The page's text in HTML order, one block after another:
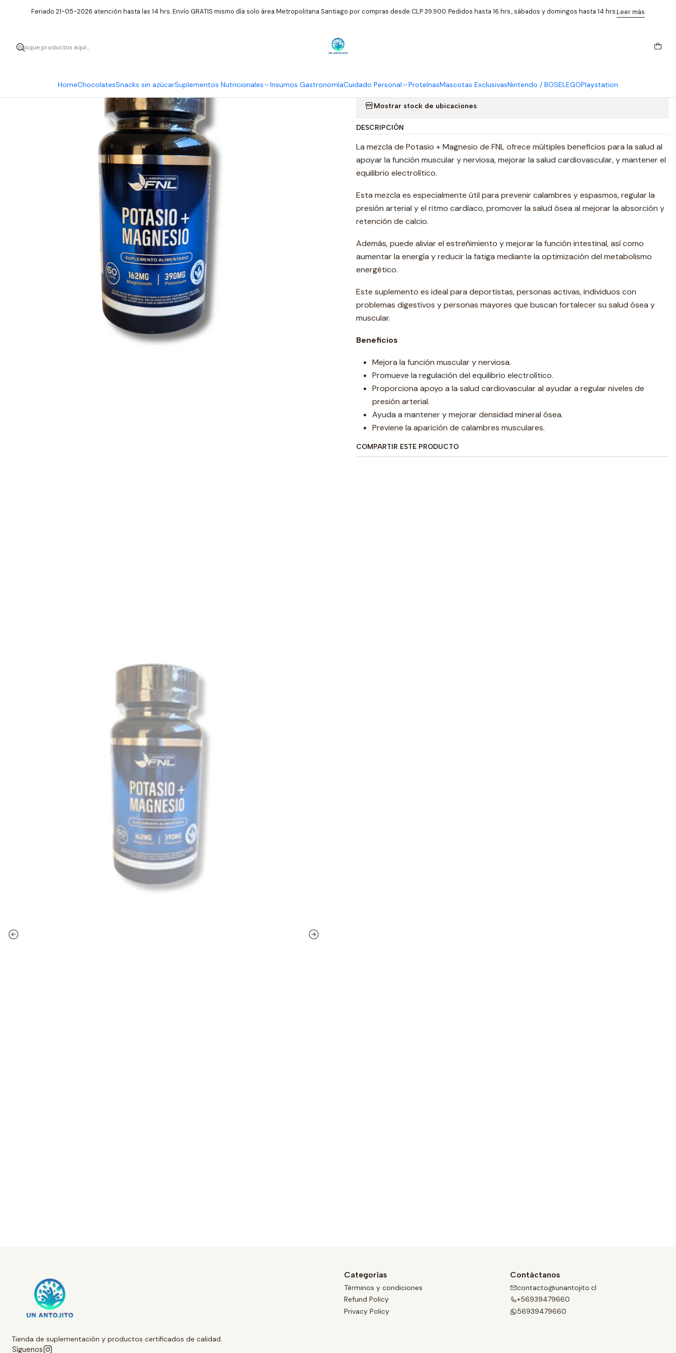
HomeChocolatesSnacks sin azúcarSuplementos Nutricionales Insumos GastronomíaCuidado Personal ProteínasMascotas ExclusivasNintendo / BOSELEGOPlaystation
Feriado 21-05-2026 atención hasta las 14 hrs. Envío GRATIS mismo día solo área Metropolitana Santiago por compras desde CLP 39.900. Pedidos hasta 16 hrs., sábados y domingos hasta 14 hrs.Leer más
Inicio Suplementos Nutricionales FNL Potasio Magnesio Fnl 60 Caps Energía Y Vitalidad
Mostrar stock de ubicaciones
DESCRIPCIÓN
La mezcla de Potasio + Magnesio de FNL ofrece múltiples beneficios para la salud al
apoyar la función muscular y nerviosa, mejorar la salud cardiovascular, y mantener el
equilibrio electrolítico.
Esta mezcla es especialmente útil para prevenir calambres y espasmos, regular la
presión arterial y el ritmo cardíaco, promover la salud ósea al mejorar la absorción y
retención de calcio.
Además, puede aliviar el estreñimiento y mejorar la función intestinal, así como
aumentar la energía y reducir la fatiga mediante la optimización del metabolismo
energético.
Este suplemento es ideal para deportistas, personas activas, individuos con
problemas digestivos y personas mayores que buscan fortalecer su salud ósea y
muscular.
Beneficios
Mejora la función muscular y nerviosa.
Promueve la regulación del equilibrio electrolítico.
Proporciona apoyo a la salud cardiovascular al ayudar a regular niveles de
presión arterial.
Ayuda a mantener y mejorar densidad mineral ósea.
Previene la aparición de calambres musculares.
COMPARTIR ESTE PRODUCTO
Tienda de suplementación y productos certificados de calidad.
Síguenos
Categorías
Términos y condiciones
Refund Policy
Privacy Policy
Contáctanos
contacto@unantojito.cl
+56939479660
56939479660